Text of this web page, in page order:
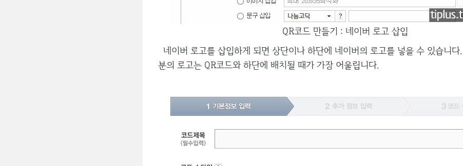
QR코드 만들기 : 네이버 로고 삽입
네이버 로고를 삽입하게 되면 상단이나 하단에 네이버의 로고를 넣을 수 있습니
분의 로고는 QR코드와 하단에 배치될 때가 가장 어울립니다.